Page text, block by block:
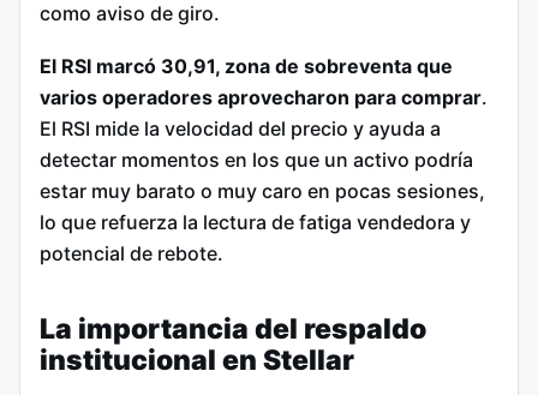
como aviso de giro.
El RSI marcó 30,91, zona de sobreventa que
varios operadores aprovecharon para comprar.
El RSI mide la velocidad del precio y ayuda a
detectar momentos en los que un activo podría
estar muy barato o muy caro en pocas sesiones,
lo que refuerza la lectura de fatiga vendedora y
potencial de rebote.
La importancia del respaldo
institucional en Stellar